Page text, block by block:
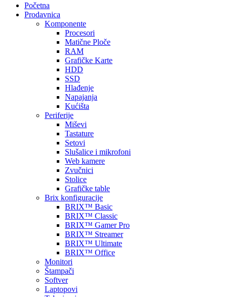
Početna
Prodavnica
Komponente
Procesori
Matične Ploče
RAM
Grafičke Karte
HDD
SSD
Hlađenje
Napajanja
Kućišta
Periferije
Miševi
Tastature
Setovi
Slušalice i mikrofoni
Web kamere
Zvučnici
Stolice
Grafičke table
Brix konfiguracije
BRIX™ Basic
BRIX™ Classic
BRIX™ Gamer Pro
BRIX™ Streamer
BRIX™ Ultimate
BRIX™ Office
Monitori
Štampači
Softver
Laptopovi